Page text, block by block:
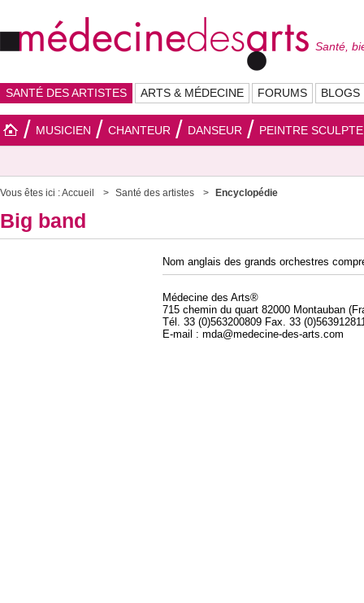
Santé,
SANTÉ DES ARTISTES ARTS & MÉDECINE FORUMS BLOGS
MUSICIEN CHANTEUR DANSEUR PEINTRE
Vous êtes ici :Accueil Santé des artistes Encyclopédie
Big band
Nom anglais des grands orchestres
Médecine des Arts®
715 chemin du quart 82000 Montauban
Tél. 33 (0)563200809 Fax. 33
E-mail : mda@medecine-des-arts.com